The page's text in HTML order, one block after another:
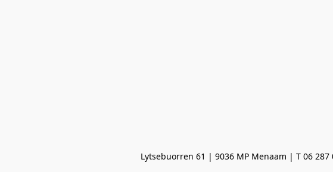
Lytsebuorren 61 | 9036 MP Menaam | T 06